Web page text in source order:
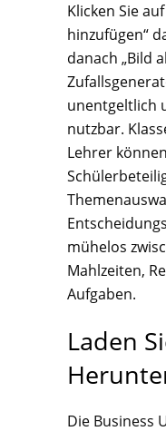
Klicken Sie
hinzufügen“
danach „Bild
unentgeltlich
nutzbar.
Lehrer
mühelos
Mahlzeiten,
Aufgaben.
Laden
Die Business